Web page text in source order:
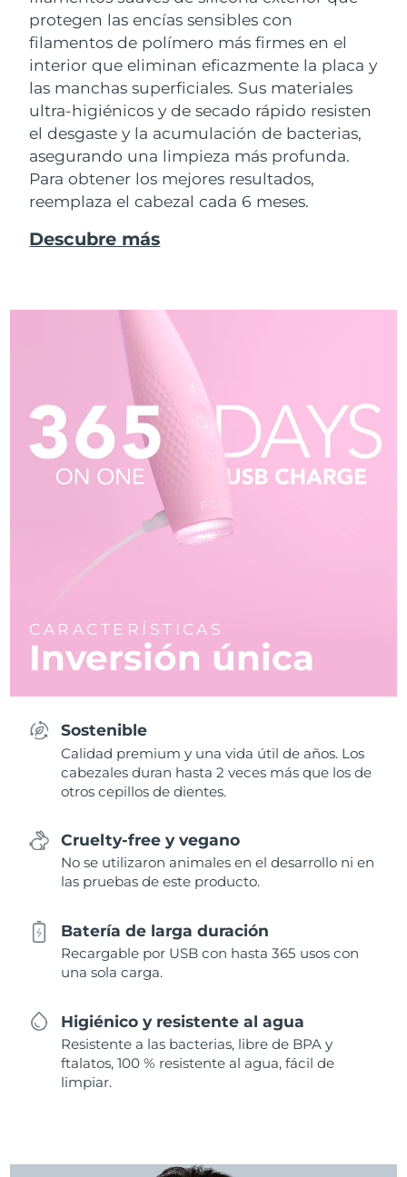
protegen las encías sensibles con
filamentos de polímero más firmes en el
interior que eliminan eficazmente la placa y
las manchas superficiales. Sus materiales
ultra-higiénicos y de secado rápido resisten
el desgaste y la acumulación de bacterias,
asegurando una limpieza más profunda.
Para obtener los mejores resultados,
reemplaza el cabezal cada 6 meses.
Descubre más
CARACTERÍSTICAS
Inversión única
Sostenible
Calidad premium y una vida útil de años. Los
cabezales duran hasta 2 veces más que los de
otros cepillos de dientes.
Cruelty-free y vegano
No se utilizaron animales en el desarrollo ni en
las pruebas de este producto.
Batería de larga duración
Recargable por USB con hasta 365 usos con
una sola carga.
Higiénico y resistente al agua
Resistente a las bacterias, libre de BPA y
ftalatos, 100 % resistente al agua, fácil de
limpiar.